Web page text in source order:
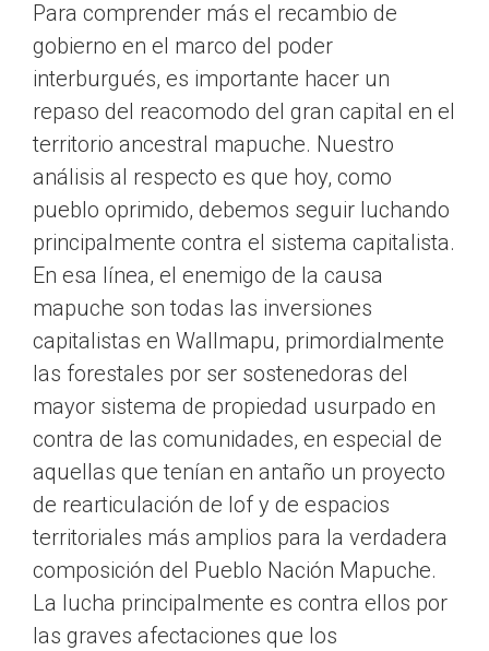
Para comprender más el recambio de
gobierno en el marco del poder
interburgués, es importante hacer un
repaso del reacomodo del gran capital en el
territorio ancestral mapuche. Nuestro
análisis al respecto es que hoy, como
pueblo oprimido, debemos seguir luchando
principalmente contra el sistema capitalista.
En esa línea, el enemigo de la causa
mapuche son todas las inversiones
capitalistas en Wallmapu, primordialmente
las forestales por ser sostenedoras del
mayor sistema de propiedad usurpado en
contra de las comunidades, en especial de
aquellas que tenían en antaño un proyecto
de rearticulación de lof y de espacios
territoriales más amplios para la verdadera
composición del Pueblo Nación Mapuche.
La lucha principalmente es contra ellos por
las graves afectaciones que los